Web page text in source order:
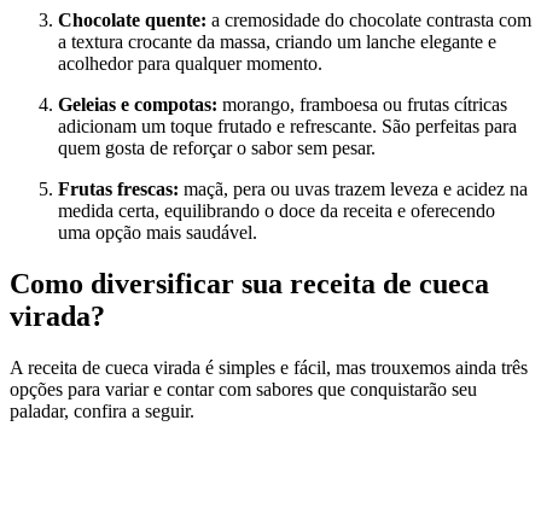
Chocolate quente: a cremosidade do chocolate contrasta com
a textura crocante da massa, criando um lanche elegante e
acolhedor para qualquer momento.
Geleias e compotas: morango, framboesa ou frutas cítricas
adicionam um toque frutado e refrescante. São perfeitas para
quem gosta de reforçar o sabor sem pesar.
Frutas frescas: maçã, pera ou uvas trazem leveza e acidez na
medida certa, equilibrando o doce da receita e oferecendo
uma opção mais saudável.
Como diversificar sua receita de cueca
virada?
A receita de cueca virada é simples e fácil, mas trouxemos ainda três
opções para variar e contar com sabores que conquistarão seu
paladar, confira a seguir.